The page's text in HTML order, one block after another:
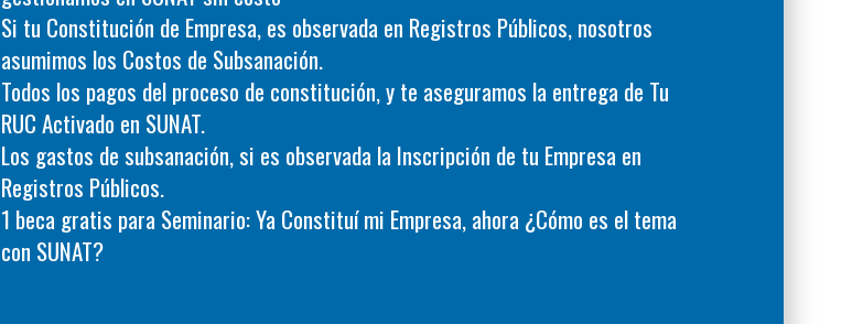
Si tu Constitución de Empresa, es observada en Registros Públicos, nosotros
asumimos los Costos de Subsanación.
Todos los pagos del proceso de constitución, y te aseguramos la entrega de Tu
RUC Activado en SUNAT.
Los gastos de subsanación, si es observada la Inscripción de tu Empresa en
Registros Públicos.
1 beca gratis para Seminario: Ya Constituí mi Empresa, ahora ¿Cómo es el tema
con SUNAT?